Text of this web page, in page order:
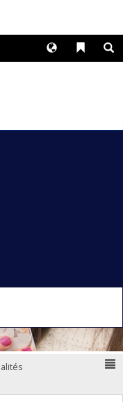
Liens
Langues